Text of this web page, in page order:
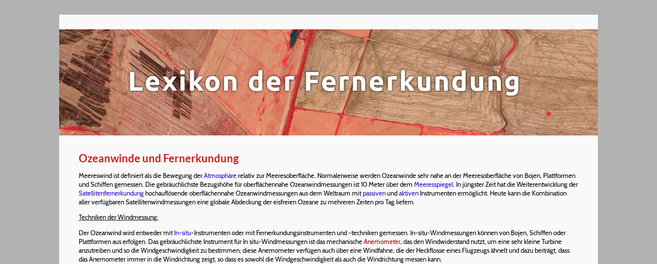
Ozeanwinde und Fernerkundung
Meereswind ist definiert als die Bewegung derAtmosphärerelativ zur Meeresoberfläche. Normalerweise werden Ozeanwinde sehr nahe an der Meeresoberfläche von Bojen, Plattformen
und Schiffen gemessen. Die gebräuchlichste Bezugshöhe für oberflächennahe Ozeanwindmessungen ist 10 Meter über dem Meeresspiegel. In jüngster Zeit hat die Weiterentwicklung der
Satellitenfernerkundunghochauflösende oberflächennahe Ozeanwindmessungen aus dem Weltraum mitpassivenundaktiven Instrumenten ermöglicht. Heute kann die Kombination
aller verfügbaren Satellitenwindmessungen eine globale Abdeckung der eisfreien Ozeane zu mehreren Zeiten pro Tag liefern.
Techniken der Windmessung:
Der Ozeanwind wird entweder mitIn-situ-Instrumenten oder mit Fernerkundungsinstrumenten und -techniken gemessen. In-situ-Windmessungen können von Bojen, Schiffen oder
Plattformen aus erfolgen. Das gebräuchlichste Instrument für In situ-Windmessungen ist das mechanischeAnemometer, das den Windwiderstand nutzt, um eine sehr kleine Turbine
anzutreiben und so die Windgeschwindigkeit zu bestimmen; diese Anemometer verfügen auch über eine Windfahne, die der Heckflosse eines Flugzeugs ähnelt und dazu beiträgt, dass
das Anemometer immer in die Windrichtung zeigt, so dass es sowohl die Windgeschwindigkeit als auch die Windrichtung messen kann.